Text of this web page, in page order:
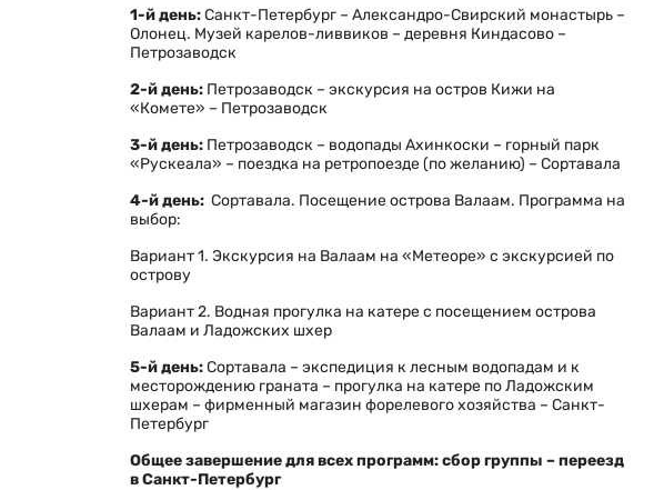
1-й день:Санкт-Петербург – Александро-Свирский монастырь –
Олонец. Музей карелов-ливвиков – деревня Киндасово –
Петрозаводск
2-й день: Петрозаводск – экскурсия на остров Кижи на
«Комете» – Петрозаводск
3-й день: Петрозаводск – водопады Ахинкоски – горный парк
«Рускеала» – поездка на ретропоезде (по желанию) – Сортавала
4-й день: Сортавала. Посещение острова Валаам. Программа на
выбор:
Вариант 1. Экскурсия на Валаам на «Метеоре» с экскурсией по
острову
Вариант 2. Водная прогулка на катере с посещением острова
Валаам и Ладожских шхер
5-й день:Сортавала – экспедиция к лесным водопадам и к
месторождению граната – прогулка на катере по Ладожским
шхерам – фирменный магазин форелевого хозяйства – Санкт-
Петербург
Общее завершение для всех программ: сбор группы – переезд
в Санкт-Петербург